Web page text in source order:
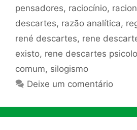
pensadores, raciocínio,
descartes, razão analítica,
rené descartes, rene
existo, rene descartes
comum, silogismo
Deixe um comentário